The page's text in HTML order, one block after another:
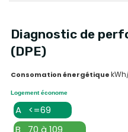
Diagnostic de
(DPE)
Consomation énergétique
Logement économe
A <=69
B 70 à 109